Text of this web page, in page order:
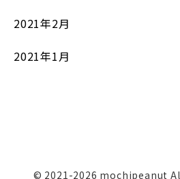
2021年2月
2021年1月
© 2021-2026 mochipeanut